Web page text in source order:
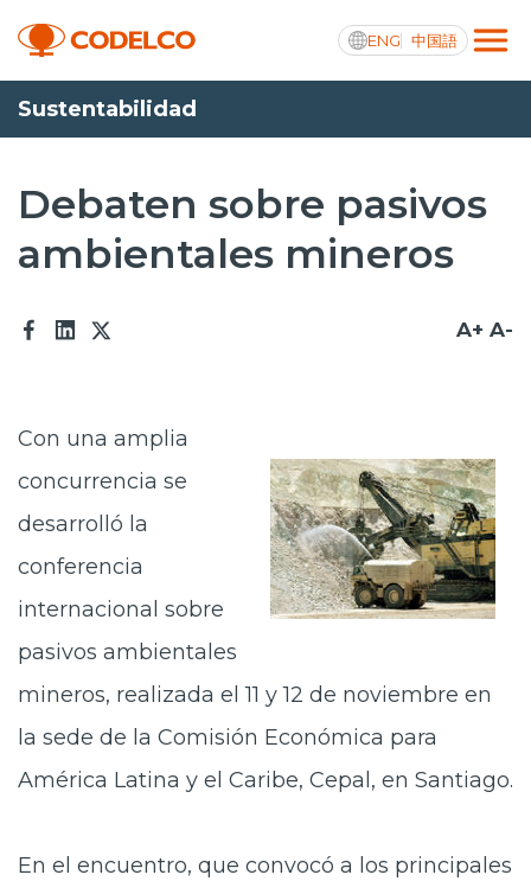
ENG 中国語
Transparencia activa
Nosotros
Inversionistas
Prensa
Trabaja en Codelco
Transparencia activa
Canales de denuncia
Sustentabilidad
Debaten sobre pasivos
ambientales mineros
A+ A-
Con una amplia
concurrencia se
desarrolló la
conferencia
internacional sobre
pasivos ambientales
mineros, realizada el 11 y 12 de noviembre en
la sede de la Comisión Económica para
América Latina y el Caribe, Cepal, en Santiago.
En el encuentro, que convocó a los principales